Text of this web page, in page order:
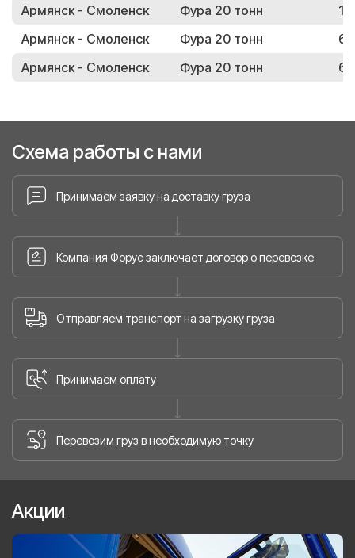
Армянск - Смоленск
Фура 20 тонн
Армянск - Смоленск
Фура 20 тонн
Армянск - Смоленск
Фура 20 тонн
Схема работы с нами
Принимаем заявку на доставку груза
Компания Форус заключает договор о перевозке
Отправляем транспорт на загрузку груза
Принимаем оплату
Перевозим груз в необходимую точку
Акции